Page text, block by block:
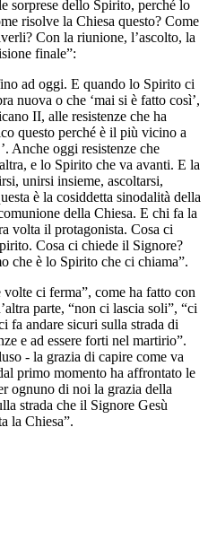
sorprese dello Spirito, perché lo
risolve la Chiesa questo? Come
Con la riunione, l’ascolto, la
finale”:
ad oggi. E quando lo Spirito ci
nuova o che ‘mai si è fatto così’,
II, alle resistenze che ha
questo perché è il più vicino a
Anche oggi resistenze che
e lo Spirito che va avanti. E la
unirsi insieme, ascoltarsi,
è la cosiddetta sinodalità della
della Chiesa. E chi fa la
volta il protagonista. Cosa ci
Cosa ci chiede il Signore?
che è lo Spirito che ci chiama”.
ci ferma”, come ha fatto con
parte, “non ci lascia soli”, “ci
fa andare sicuri sulla strada di
e ad essere forti nel martirio”.
- la grazia di capire come va
primo momento ha affrontato le
ognuno di noi la grazia della
strada che il Signore Gesù
la Chiesa”.